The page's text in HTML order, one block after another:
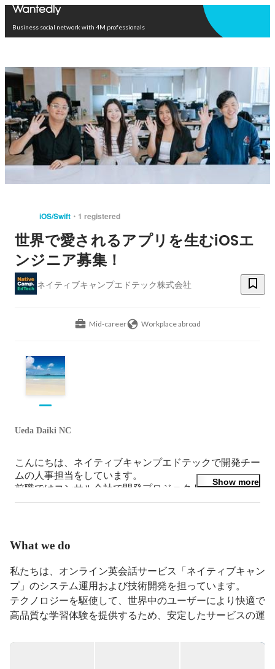
Business social network with 4M professionals
iOS/Swift 1 registered
世界で愛されるアプリを生むiOSエ
ンジニア募集！
ネイティブキャンプエドテック株式会社
Mid-career Workplace abroad
Ueda Daiki NC
こんにちは、ネイティブキャンプエドテックで開発チー
ムの人事担当をしています。
前職ではコンサル会社で開発プロジェクトに関わり、そ
の後、英語力を伸ばしたくてフィリピンへ飛び込みまし
ださい！
Show more
What we do
私たちは、オンライン英会話サービス「ネイティブキャン
プ」のシステム運用および技術開発を担っています。
テクノロジーを駆使して、世界中のユーザーにより快適で
高品質な学習体験を提供するため、安定したサービスの運